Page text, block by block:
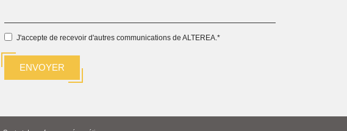
J'accepte de recevoir d'autres communications de ALTEREA.*